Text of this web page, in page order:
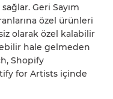
Geri Sayım
özel ürünleri
olarak özel kalabilir
hale gelmeden
Shopify
for Artists içinde